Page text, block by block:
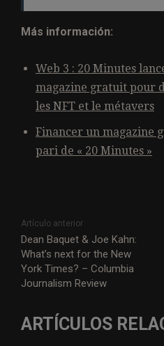
Más información:
Web 3 : 20 Minutes
magazine gratuit pour
les NFT et le métavers
Financer un magazine
pari de « 20 Minutes »
Artículo anterior
Dean Baquet & Joe Kahn:
What’s next for the New
York Times? – Columbia
Journalism Review
ARTÍCULOS